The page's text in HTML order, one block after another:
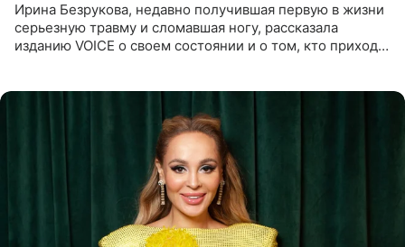
Ирина Безрукова, недавно получившая первую в жизни
серьезную травму и сломавшая ногу, рассказала
изданию VOICE о своем состоянии и о том, кто приходит